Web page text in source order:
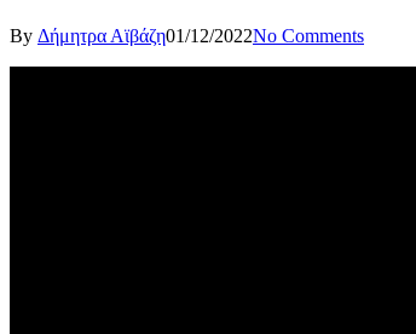
By Δήμητρα Αϊβάζη01/12/2022No Comments